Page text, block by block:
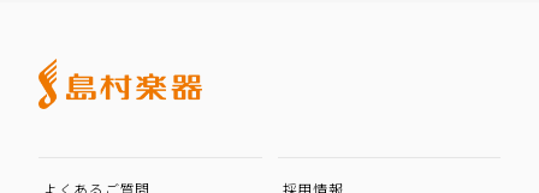
よくあるご質問 採用情報